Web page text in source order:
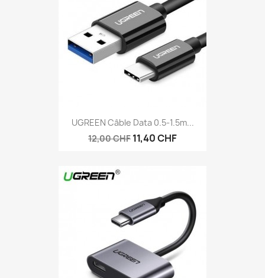
UGREEN Câble Data 0.5-1.5m...
12,00 CHF 11,40 CHF